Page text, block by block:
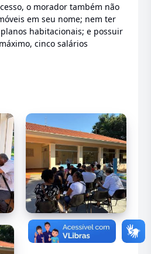
o morador também não
em seu nome; nem ter
habitacionais; e possuir
cinco salários